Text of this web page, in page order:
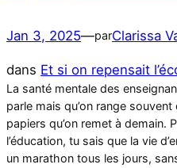
Jan 3, 2025—parClarissa
dans Et si on repensait
La santé mentale des
parle mais qu’on range
papiers qu’on remet à demain.
l’éducation, tu sais que la vie
un marathon tous les jours,